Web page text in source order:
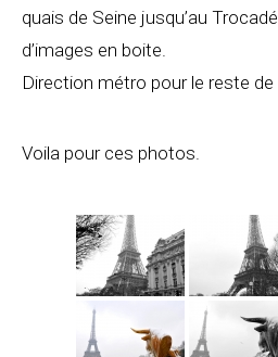
quais de Seine jusqu’au
d’images en boite.
Direction métro pour le reste de
Voila pour ces photos.